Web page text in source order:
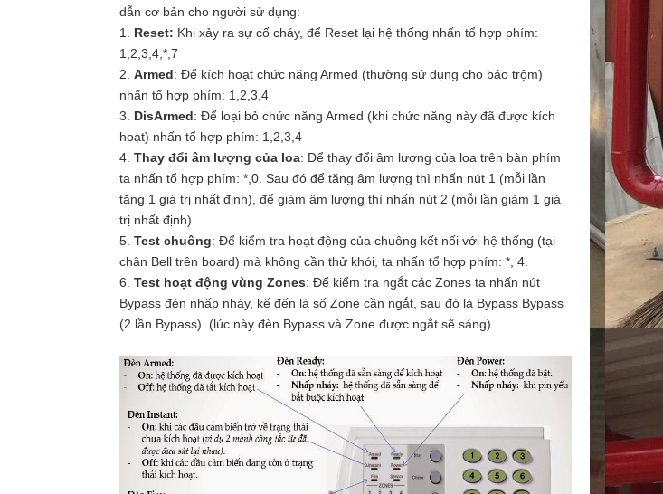
dẫn cơ bản cho người sử dụng:
1. Reset: Khi xảy ra sự cố cháy, để Reset lại hệ thống nhấn tổ hợp phím:
1,2,3,4,*,7
2. Armed: Để kích hoạt chức năng Armed (thường sử dụng cho báo trộm)
nhấn tổ hợp phím: 1,2,3,4
3. DisArmed: Để loại bỏ chức năng Armed (khi chức năng này đã được kích
hoạt) nhấn tổ hợp phím: 1,2,3,4
4. Thay đổi âm lượng của loa: Để thay đổi âm lượng của loa trên bàn phím
ta nhấn tổ hợp phím: *,0. Sau đó để tăng âm lượng thì nhấn nút 1 (mỗi lần
tăng 1 giá trị nhất định), để giảm âm lượng thì nhấn nút 2 (mỗi lần giảm 1 giá
trị nhất định)
5. Test chuông: Để kiểm tra hoạt động của chuông kết nối với hệ thống (tại
chân Bell trên board) mà không cần thử khói, ta nhấn tổ hợp phím: *, 4.
6. Test hoạt động vùng Zones: Để kiểm tra ngắt các Zones ta nhấn nút
Bypass đèn nhấp nháy, kế đến là số Zone cần ngắt, sau đó là Bypass Bypass
(2 lần Bypass). (lúc này đèn Bypass và Zone được ngắt sẽ sáng)